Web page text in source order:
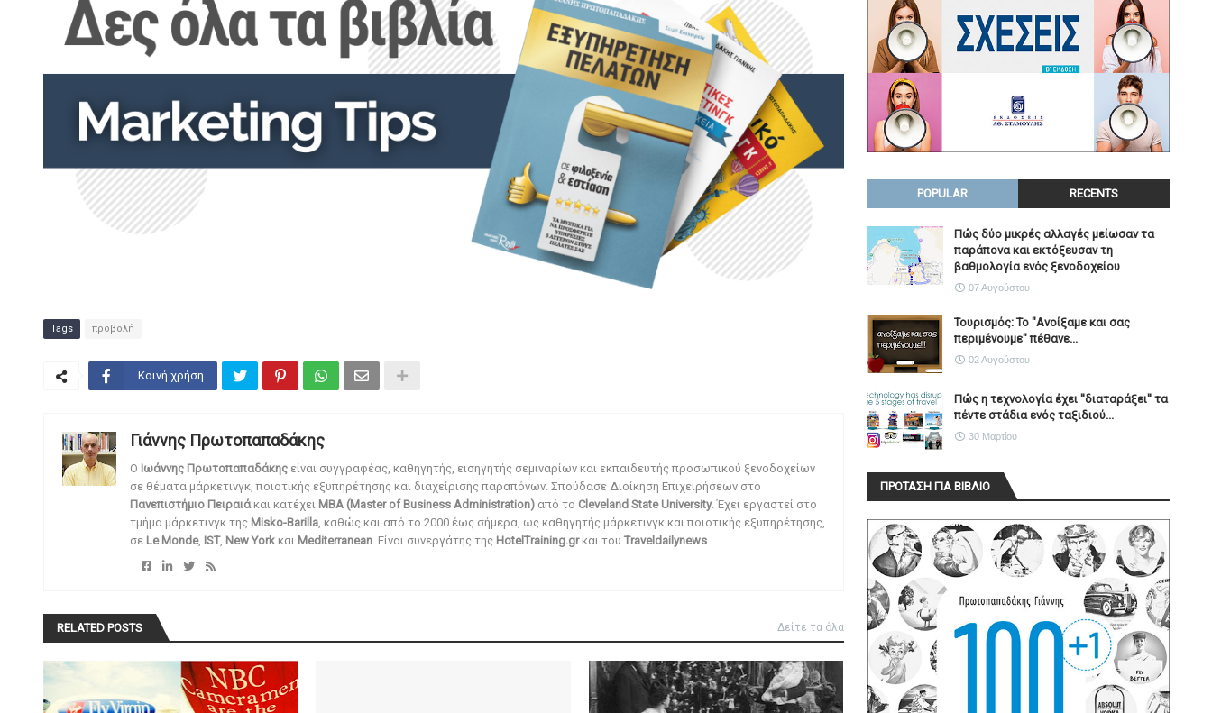
Tags προβολή
Κοινή χρήση
Γιάννης Πρωτοπαπαδάκης
O Ιωάννης Πρωτοπαπαδάκης είναι συγγραφέας, καθηγητής, εισηγητής σεμιναρίων και εκπαιδευτής προσωπικού ξενοδοχείων
σε θέματα μάρκετινγκ, ποιοτικής εξυπηρέτησης και διαχείρισης παραπόνων. Σπούδασε Διοίκηση Επιχειρήσεων στο
Πανεπιστήμιο Πειραιάκαι κατέχει MBA (Master of Business Administration)από το Cleveland State University. Έχει εργαστεί στο
τμήμα μάρκετινγκ της Misko-Barilla, καθώς και από το 2000 έως σήμερα, ως καθηγητής μάρκετινγκ και ποιοτικής εξυπηρέτησης,
σε Le Monde, IST, New Yorkκαι Mediterranean. Είναι συνεργάτης της HotelTraining.grκαι του Traveldailynews.
RELATED POSTS Δείτε τα όλα
POPULAR RECENTS
Πώς δύο μικρές αλλαγές μείωσαν τα
παράπονα και εκτόξευσαν τη
βαθμολογία ενός ξενοδοχείου
07 Αυγούστου
Τουρισμός: Το "Ανοίξαμε και σας
περιμένουμε" πέθανε...
02 Αυγούστου
Πώς η τεχνολογία έχει ''διαταράξει'' τα
πέντε στάδια ενός ταξιδιού...
30 Μαρτίου
ΠΡΟΤΑΣΗ ΓΙΑ ΒΙΒΛΙΟ